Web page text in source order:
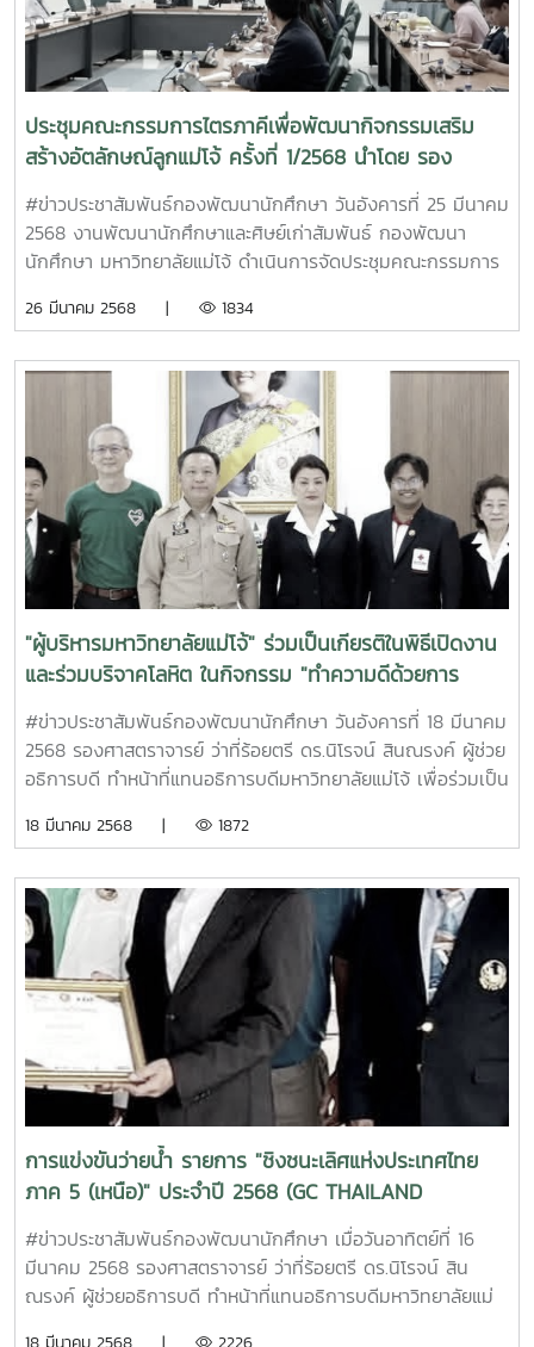
เก่าสัมพันธ์ มีระบบการประชุมผ่านแอปพลิเคชันออนไลน์
Microsoft Teams เป็นอีกช่องทางสื่อสารข้อมูลในการประชุม
(เชียงใหม่ แพร่ และชุมพร) ณ ห้องประชุมองค์กรนักศึกษา
อาคารอำนวย ยศสุข โซนB ชั้น2 (ศูนย์กิจการนักศึกษาแม่โจ้) Cr.
ภาพ/ข้อมูลข่าวสาร (NP) - E21BMF
ประชุมคณะกรรมการไตรภาคีเพื่อพัฒนากิจกรรมเสริม
สร้างอัตลักษณ์ลูกแม่โจ้ ครั้งที่ 1/2568 นำโดย รอง
ศาสตราจารย์ ดร.วีระพล ทองมา อธิการบดีมหาวิทยาลัย
แม่โจ้ ให้เกียรติเป็นประธานการประชุม
#ข่าวประชาสัมพันธ์กองพัฒนานักศึกษา วันอังคารที่ 25 มีนาคม
2568 งานพัฒนานักศึกษาและศิษย์เก่าสัมพันธ์ กองพัฒนา
นักศึกษา มหาวิทยาลัยแม่โจ้ ดำเนินการจัดประชุมคณะกรรมการ
1/2568 นำโดย รองศาสตราจารย์ ดร.วีระพล ทองมา อธิการบดี
คณะกรรมการที่ปรึกษา และคณะกรรมการดำเนินงานดังนี้ -
ดร.ขุนศรี ทองย้อย นายกสมาคมศิษย์เก่าแม่โจ้ และคณะ
กรรมการที่ได้รับมอบหมายหน้าที่จากสมาคมศิษย์เก่าแม่โจ้ - ผู้
ช่วยศาสตราจารย์ ดร.ประภากร ธาราฉาย รักษาการแทนรอง
อธิการบดี (ด้านพัฒนานักศึกษาและศิษย์เก่าสัมพันธ์) - รอง
ศาสตราจารย์ ว่าที่ ร.ต.ดร.นิโรจน์ สินณรงค์ ผู้ช่วยอธิการบดี
(ด้านพัฒนานักศึกษาและศิษย์เก่าสัมพันธ์) - คณบดี หรือรอง
คณบดี (เชียงใหม่ แพร่ ชุมพร) หรือผู้แทนที่ได้รับมอบหมาย
หน้าที่ (ด้านพัฒนานักศึกษาและศิษย์เก่าสัมพันธ์) - อาจารย์ที่
ปรึกษาสภานักศึกษา และอาจารย์ที่ปรึกษาองค์การนักศึกษา -
หัวหน้างานและบุคลากรในสังกัดกองพัฒนานักศึกษา ที่ได้รับมอบ
หมายหน้าที่ - องค์กรนักศึกษา (เชียงใหม่ แพร่ ชุมพร) ที่ได้รับ
มอบหมายหน้าที่ (องค์การนักศึกษา/สภานักศึกษา/สโมสร) ทั้งนี้
ในที่ประชุมมีระเบียบวาระการประชุมสาระสำคัญมีดังนี้ - ประกาศ
มหาวิทยาลัยแม่โจ้ เรื่องแต่งตั้งคณะกรรมการไตรภาคีเพื่อพัฒนา
รายงานผลการดำเนินงานกิจกรรมเสริมสร้างอัตลักษณ์ รุ่น 89
อัตลักษณ์นักศึกษาประจำปีการศึกษา 2568 - ร่างกิจกรรมเสริม
สร้างอัตลักษณ์ รุ่น 90 ปีการศึกษา 2568 ณ ห้องประชุมองค์กร
นักศึกษา โซน B ชั้น 2 อาคารอำนวย ยศสุข (ศูนย์กิจการ
นักศึกษาแม่โจ้) จากนั้น มีพิธีลงนามตกลงความร่วมทางด้าน
พัฒนานักศึกษาในการสนับสนุนกิจกรรมนักศึกษา (MOU)
ระหว่างมหาวิทยาลัยแม่โจ้ กับ Mejor Cineplex หมายเหตุ ใน
การประชุมเปิดช่องทางระบบการประชุมผ่านแอปพลิเคชันออนไลน์
(เชียงใหม่ แพร่ ชุมพร) Cr.ภาพ/ข้อมูลข่าวสาร (NP) - E21BMF
26 มีนาคม 2568 | 1834
"ผู้บริหารมหาวิทยาลัยแม่โจ้" ร่วมเป็นเกียรติในพิธีเปิดงาน
และร่วมบริจาคโลหิต ในกิจกรรม "ทำความดีด้วยการ
บริจาคโลหิต...CP Blood Donation Day"
#ข่าวประชาสัมพันธ์กองพัฒนานักศึกษา วันอังคารที่ 18 มีนาคม
2568 รองศาสตราจารย์ ว่าที่ร้อยตรี ดร.นิโรจน์ สินณรงค์ ผู้ช่วย
อธิการบดี ทำหน้าที่แทนอธิการบดีมหาวิทยาลัยแม่โจ้ เพื่อร่วมเป็น
ดีด้วยการบริจาคโลหิต...CP Blood Donation Day" โดยมีนายนิ
กล่าวเปิดงาน และผู้บริหาร บมจ.ซีพีเอฟ (ประเทศไทย) กล่าว
รายงานกิจกรรมในครั้งนี้ ทั้งนี้ เครือเจริญโภคภัณฑ์ ตระหนักถึง
ความสำคัญการบริจาคโลหิตช่วยชีวิตเพื่อนมนุษย์ จึงส่งเสริมให้
หน่วยงานทุกกลุ่มธุรกิจทั่วประเทศจัดบริจาคโลหิตให้แก่ เหล่า
กาชาดจังหวัด ศูนย์บริจาคโลหิตแห่งชาติ สภากาชาดไทย และภาค
บริการโลหิตแห่งชาติ มาอย่างต่อเนื่องนานกว่า 33 ปี ซึ่งในครั้งนี้
ยังจัดทำโครงการทำดีด้วยการบริจาคโลหิต ต่อเนื่องเพื่อลด
ปัญหาการขาดแคลนโลหิตในช่วงฤดูร้อน ณ ภาคบริการโลหิตแห่ง
ชาติ ที่ 10 จังหวัดเชียงใหม่ Cr.ภาพ:ข่าวสาร (NP.) - E21BMF
18 มีนาคม 2568 | 1872
การแข่งขันว่ายน้ำ รายการ "ชิงชนะเลิศแห่งประเทศไทย
ภาค 5 (เหนือ)" ประจำปี 2568 (GC THAILAND
SWIMMING CHAMPIONSHIPS 2025 REGION 5)
#ข่าวประชาสัมพันธ์กองพัฒนานักศึกษา เมื่อวันอาทิตย์ที่ 16
มีนาคม 2568 รองศาสตราจารย์ ว่าที่ร้อยตรี ดร.นิโรจน์ สิน
ณรงค์ ผู้ช่วยอธิการบดี ทำหน้าที่แทนอธิการบดีมหาวิทยาลัยแม่